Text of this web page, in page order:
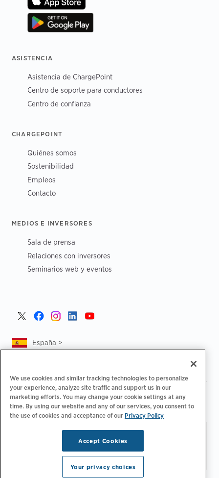
ASISTENCIA
Asistencia de ChargePoint
Centro de soporte para conductores
Centro de confianza
CHARGEPOINT
Quiénes somos
Sostenibilidad
Empleos
Contacto
MEDIOS E INVERSORES
Sala de prensa
Relaciones con inversores
Seminarios web y eventos
España >
Política de privacidad | Tus opciones de privacidad
Aviso legal | Estado de cuenta de accesibilidad |
Código de
conducta para proveedores
| Información sobre EPR
Administrar preferencias
de correo electrónico
Inc. Todos los derechos
reservados.
We use cookies and similar tracking technologies to personalize
your experience, analyze site traffic and support us in our
marketing efforts. You may change your cookie settings at any
time. By using our website and any of our services, you consent to
the use of cookies and acceptance of our Privacy Policy
Accept Cookies
Your privacy choices